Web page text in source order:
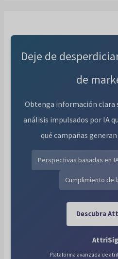
Deje de
de
Obtenga información clara
análisis impulsados por IA
qué campañas
Perspectivas basadas en
Cumplimiento de
Descubra
Plataforma avanzada de